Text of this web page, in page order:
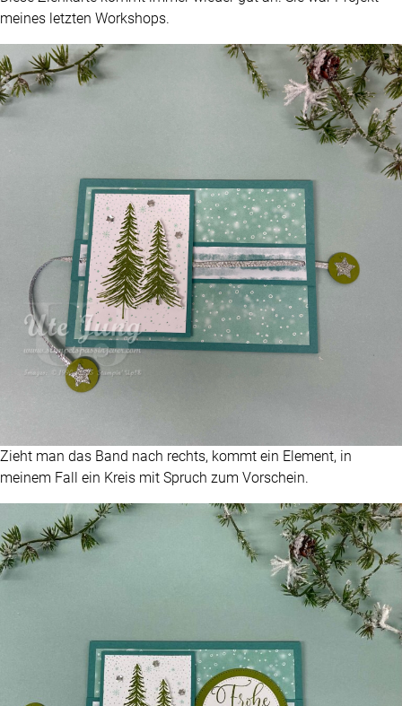
meines letzten Workshops.
Zieht man das Band nach rechts, kommt ein Element, in
meinem Fall ein Kreis mit Spruch zum Vorschein.